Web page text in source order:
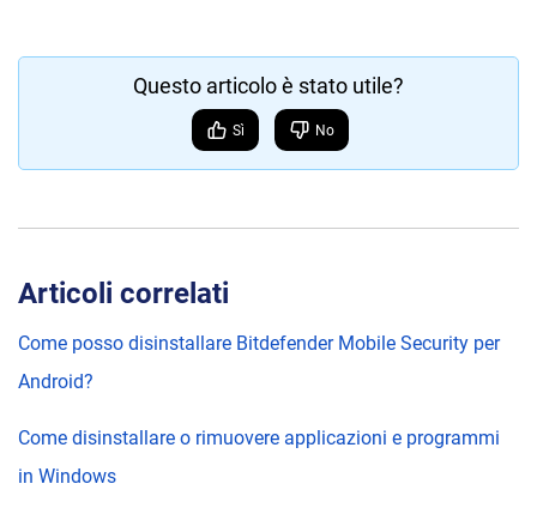
Questo articolo è stato utile?
Sì No
Articoli correlati
Come posso disinstallare Bitdefender Mobile Security per
Android?
Come disinstallare o rimuovere applicazioni e programmi
in Windows